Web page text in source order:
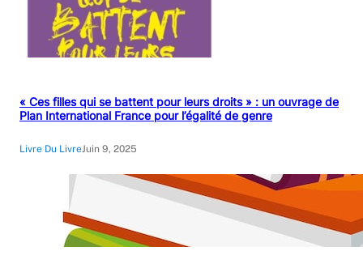
« Ces filles qui se battent pour leurs droits » : un ouvrage de
Plan International France pour l’égalité de genre
Livre Du LivreJuin 9, 2025